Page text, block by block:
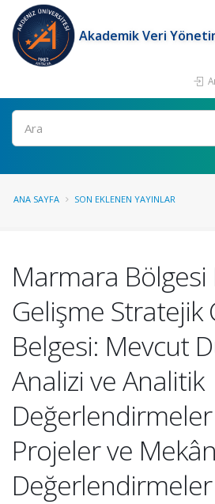
Akademik Veri
Ara
ANA SAYFA SON EKLENEN YAYINLAR
Marmara Bölgesi
Gelişme Stratejik
Belgesi: Mevcut
Analizi ve Analitik
Değerlendirmeler
Projeler ve
Değerlendirmeler